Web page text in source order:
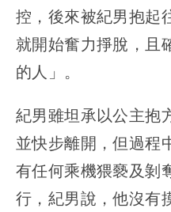
控，後來被紀男抱起
就開始奮力掙脫，且
的人」。
紀男雖坦承以公主抱
並快步離開，但過程
有任何乘機猥褻及剝
行，紀男說，他沒有